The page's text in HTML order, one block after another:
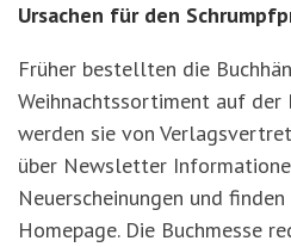
Ursachen für den
Früher bestellten die
Weihnachtssortiment auf der
werden sie von
über Newsletter
Neuerscheinungen und
Homepage. Die Buchmesse